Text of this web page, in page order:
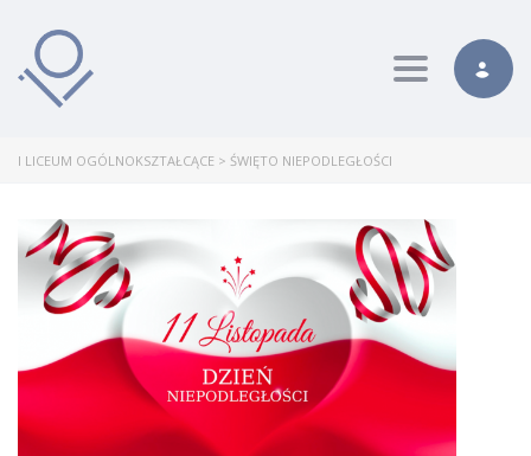
Toggle
I LICEUM OGÓLNOKSZTAŁCĄCE > ŚWIĘTO NIEPODLEGŁOŚCI